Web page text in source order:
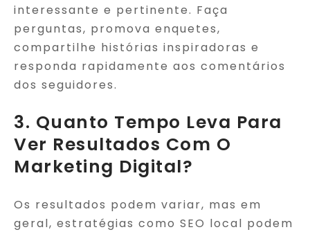
interessante e pertinente. Faça
perguntas, promova enquetes,
compartilhe histórias inspiradoras e
responda rapidamente aos comentários
dos seguidores.
3. Quanto Tempo Leva Para
Ver Resultados Com O
Marketing Digital?
Os resultados podem variar, mas em
geral, estratégias como SEO local podem